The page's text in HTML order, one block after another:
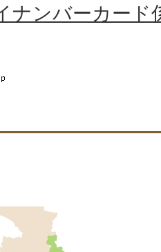
ナンバーカード